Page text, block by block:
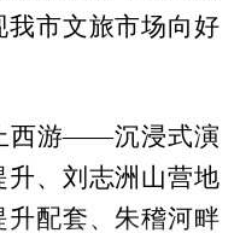
市文旅市场向好
西游——沉浸式演
、刘志洲山营地
配套、朱稽河畔